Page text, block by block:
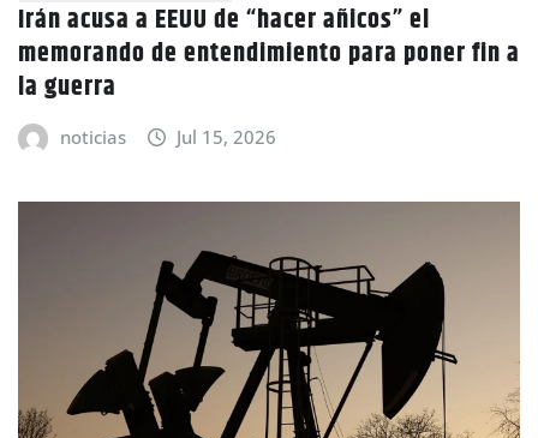
Irán acusa a EEUU de “hacer añicos” el
memorando de entendimiento para poner fin a
la guerra
noticias Jul 15, 2026